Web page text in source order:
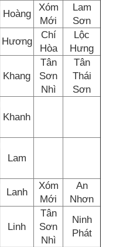
Hoàng
Xóm
Mới
Lam
Sơn
Hương
Chí
Hòa
Lộc
Hưng
Khang
Tân
Sơn
Nhì
Tân
Thái
Sơn
Khanh
Lam
Lanh
Xóm
Mới
An
Nhơn
Linh
Tân
Sơn
Nhì
Ninh
Phát